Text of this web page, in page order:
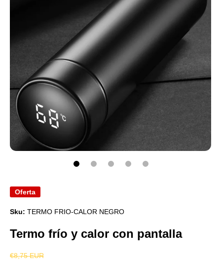
Oferta
Sku: TERMO FRIO-CALOR NEGRO
Termo frío y calor con pantalla
€8,75 EUR